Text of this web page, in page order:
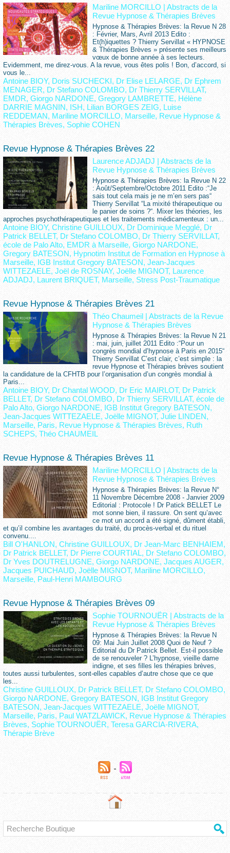
Mariline MORCILLO |Abstracts de la
Revue Hypnose & Thérapies Brèves
Hypnose & Thérapies Brèves: la Revue N 28
: Février, Mars, Avril 2013 Edito :
Et(h)iquettes ? Thierry Servillat « HYPNOSE
& Thérapies Brèves » présente ses meilleurs
vœux de bonne année à ses lecteurs.
Evidemment, me direz-vous. A la revue, vous êtes polis ! Bon, d’accord, si
vous le...
Antoine BIOY, Doris SUCHECKI, Dr Elise LELARGE, Dr Ephrem
MENAGER, Dr Stefano COLOMBO, Dr Thierry SERVILLAT,
EMDR, Giorgo NARDONE, Gregory LAMBRETTE, Hélène
DARRIE MAGNIN, ISH, Lilian BORGES ZEIG, Luise
REDDEMAN, Mariline MORCILLO, Marseille, Revue Hypnose &
Thérapies Brèves, Sophie COHEN
Revue Hypnose & Thérapies Brèves 22
Laurence ADJADJ |Abstracts de la
Revue Hypnose & Thérapies Brèves
Hypnose & Thérapies Brèves: la Revue N 22
: Août/Septembre/Octobre 2011 Edito :“Je
sais tout cela mais je ne m’en sers pas“
Thierry Servillat “La mixité thérapeutique ou
le panier de soins ?“. Mixer les théories, les
approches psychothérapeutiques et les traitements médicamenteux : un...
Antoine BIOY, Christine GUILLOUX, Dr Dominique Megglé, Dr
Patrick BELLET, Dr Stefano COLOMBO, Dr Thierry SERVILLAT,
école de Palo Alto, EMDR à Marseille, Giorgo NARDONE,
Gregory BATESON, Hypnotim Institut de Formation en Hypnose à
Marseille, IGB Institut Gregory BATESON, Jean-Jacques
WITTEZAELE, Joël de ROSNAY, Joëlle MIGNOT, Laurence
ADJADJ, Laurent BRIQUET, Marseille, Stress Post-Traumatique
Revue Hypnose & Thérapies Brèves 21
Théo Chaumeil |Abstracts de la Revue
Hypnose & Thérapies Brèves
Hypnose & Thérapies Brèves: la Revue N 21
: mai, juin, juillet 2011 Edito :“Pour un
congrès mondial d’hypnose à Paris en 2015“
Thierry Servillat C’est clair, c’est simple : la
revue Hypnose et Thérapies brèves soutient
la candidature de la CFHTB pour l’organisation d’un congrès mondial à
Paris...
Antoine BIOY, Dr Chantal WOOD, Dr Eric MAIRLOT, Dr Patrick
BELLET, Dr Stefano COLOMBO, Dr Thierry SERVILLAT, école de
Palo Alto, Giorgo NARDONE, IGB Institut Gregory BATESON,
Jean-Jacques WITTEZAELE, Joëlle MIGNOT, Julie LINDEN,
Marseille, Paris, Revue Hypnose & Thérapies Brèves, Ruth
SCHEPS, Théo CHAUMEIL
Revue Hypnose & Thérapies Brèves 11
Mariline MORCILLO |Abstracts de la
Revue Hypnose & Thérapies Brèves
Hypnose & Thérapies Brèves: la Revue N°
11 Novembre Décembre 2008 - Janvier 2009
Editorial : Protocole ! Dr Patick BELLET Le
mot sonne bien, il rassure. On sent qu’avec
ce mot un accord a été signé, dûment établi,
et qu’il combine les avantages du traité, du procès-verbal et du rituel
convenu....
Bill O'HANLON, Christine GUILLOUX, Dr Jean-Marc BENHAIEM,
Dr Patrick BELLET, Dr Pierre COURTIAL, Dr Stefano COLOMBO,
Dr Yves DOUTRELUGNE, Giorgo NARDONE, Jacques AUGER,
Jacques PUICHAUD, Joëlle MIGNOT, Mariline MORCILLO,
Marseille, Paul-Henri MAMBOURG
Revue Hypnose & Thérapies Brèves 09
Sophie TOURNOUËR |Abstracts de la
Revue Hypnose & Thérapies Brèves
Hypnose & Thérapies Brèves: la Revue N
09: Mai Juin Juillet 2008 Quoi de Neuf ?
Editorial du Dr Patrick Bellet. Est-il possible
de se renouveler ? L’hypnose, vieille dame
indigne, et ses filles les thérapies brèves,
toutes aussi turbulentes, sont-elles capables d’autre chose que ce que
les...
Christine GUILLOUX, Dr Patrick BELLET, Dr Stefano COLOMBO,
Giorgo NARDONE, Gregory BATESON, IGB Institut Gregory
BATESON, Jean-Jacques WITTEZAELE, Joëlle MIGNOT,
Marseille, Paris, Paul WATZLAWICK, Revue Hypnose & Thérapies
Brèves, Sophie TOURNOUËR, Teresa GARCIA-RIVERA,
Thérapie Brève